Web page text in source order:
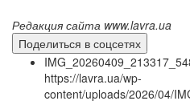
Редакция сайта www.lavra.ua
Поделиться в соцсетях
https://lavra.ua/wp-
content/uploads/2026/04/